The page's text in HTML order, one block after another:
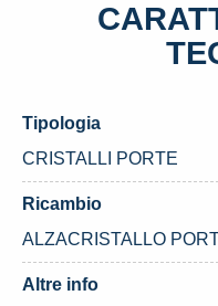
Tipologia
CRISTALLI PORTE
Ricambio
ALZACRISTALLO
Altre info